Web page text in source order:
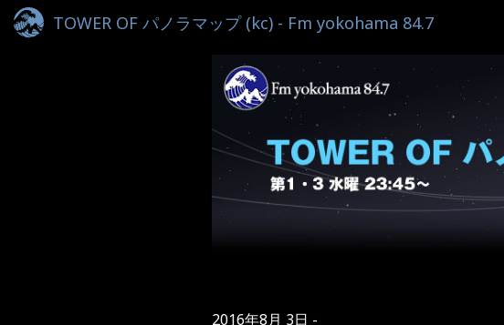
TOWER OF パノラマップ (kc) - Fm yokohama 84.7
2016年8月 3日